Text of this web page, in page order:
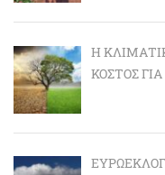
Η
ΚΌΣΤΟΣ